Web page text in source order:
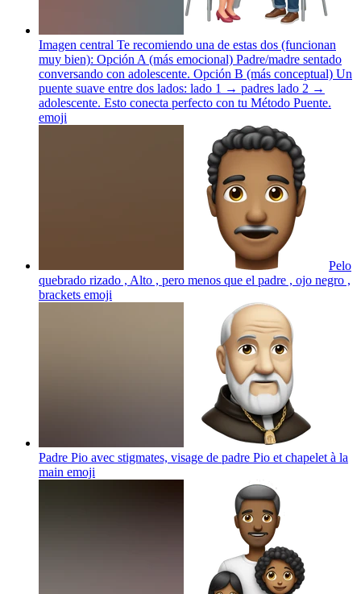
Imagen central Te recomiendo una de estas dos (funcionan
muy bien): Opción A (más emocional) Padre/madre sentado
conversando con adolescente. Opción B (más conceptual) Un
puente suave entre dos lados: lado 1 → padres lado 2 →
adolescente. Esto conecta perfecto con tu Método Puente.
emoji
Pelo
quebrado rizado , Alto , pero menos que el padre , ojo negro ,
brackets emoji
Padre Pio avec stigmates, visage de padre Pio et chapelet à la
main emoji